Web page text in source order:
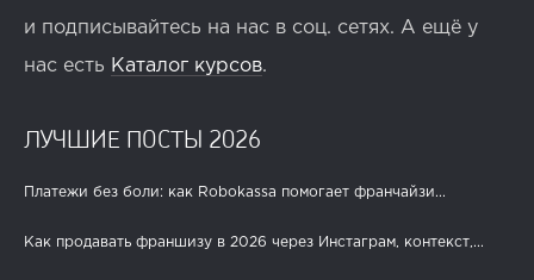
и подписывайтесь на нас в соц. сетях. А ещё у
нас есть Каталог курсов.
ЛУЧШИЕ ПОСТЫ 2026
Платежи без боли: как Robokassa помогает франчайзи...
Как продавать франшизу в 2026 через Инстаграм, контекст,...